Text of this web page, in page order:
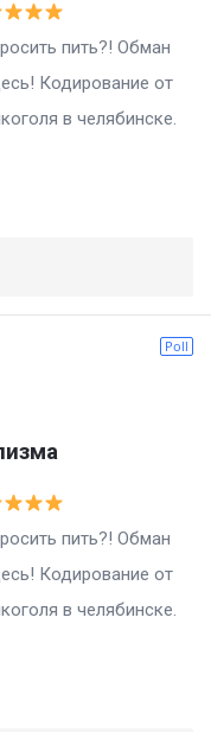
Обман
Кодирование от
в челябинске.
Poll
Обман
Кодирование от
в челябинске.